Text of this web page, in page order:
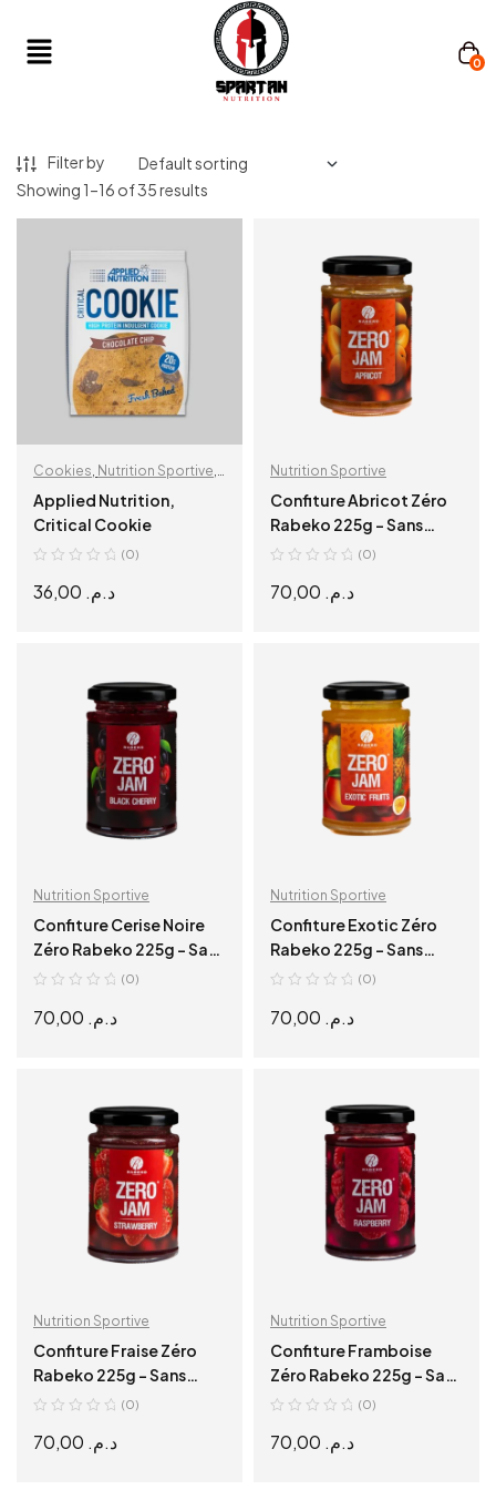
0
Filter by
Showing 1–16 of 35 results
Cookies Nutrition Sportive
Snacks protéinés
Applied Nutrition,
Critical Cookie
(0)
د.م.
Nutrition Sportive
Confiture Abricot Zéro
Rabeko 225g – Sans
Sucre, Sans Calories
(0)
د.م.
Nutrition Sportive
Confiture Cerise Noire
Zéro Rabeko 225g – Sans
Sucre, Sans Calories
(0)
د.م.
Nutrition Sportive
Confiture Exotic Zéro
Rabeko 225g – Sans
Sucre, Sans Calories
(0)
د.م.
Nutrition Sportive
Confiture Fraise Zéro
Rabeko 225g – Sans
Sucre, Sans Calories
(0)
د.م.
Nutrition Sportive
Confiture Framboise
Zéro Rabeko 225g – Sans
Sucre, Sans Calories
(0)
د.م.